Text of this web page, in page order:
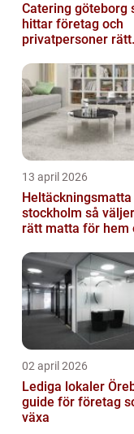
Catering göteborg så
hittar företag och
privatpersoner rätt
13 april 2026
Heltäckningsmatta
stockholm så väljer du
rätt matta för hem
02 april 2026
Lediga lokaler
guide för företag
växa